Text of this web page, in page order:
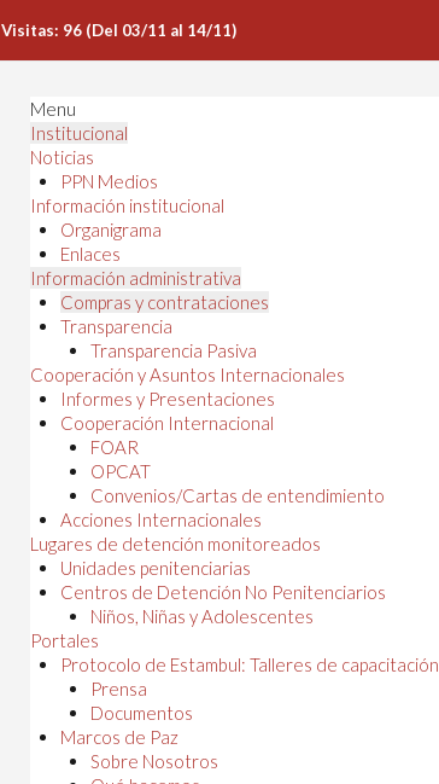
Visitas: 96 (Del 03/11 al 14/11)
Menu
Institucional
Noticias
PPN Medios
Información institucional
Organigrama
Enlaces
Información administrativa
Compras y contrataciones
Transparencia
Transparencia Pasiva
Cooperación y Asuntos Internacionales
Informes y Presentaciones
Cooperación Internacional
FOAR
OPCAT
Convenios/Cartas de entendimiento
Acciones Internacionales
Lugares de detención monitoreados
Unidades penitenciarias
Centros de Detención No Penitenciarios
Niños, Niñas y Adolescentes
Portales
Protocolo de Estambul: Talleres de capacitación
Prensa
Documentos
Marcos de Paz
Sobre Nosotros